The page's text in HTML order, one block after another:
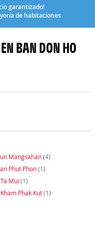
garantizado!
de habitaciones
BAN DON HO
Mangsahan(4)
Phut Phon(1)
Mui (1)
Phak Kut(1)